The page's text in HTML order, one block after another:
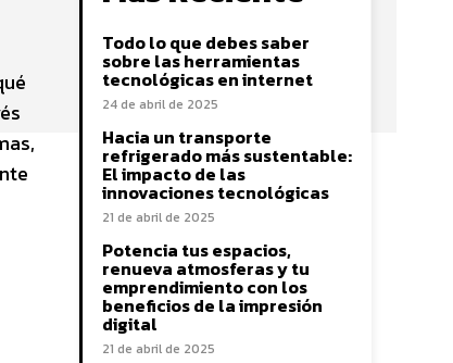
Todo lo que debes saber
sobre las herramientas
tecnológicas en internet
24 de abril de 2025
Hacia un transporte
refrigerado más sustentable:
El impacto de las
innovaciones tecnológicas
21 de abril de 2025
Potencia tus espacios,
renueva atmosferas y tu
emprendimiento con los
beneficios de la impresión
digital
21 de abril de 2025